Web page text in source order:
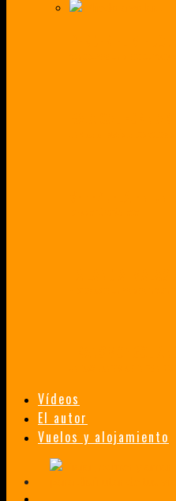
Vídeos
El autor
Vuelos y alojamiento